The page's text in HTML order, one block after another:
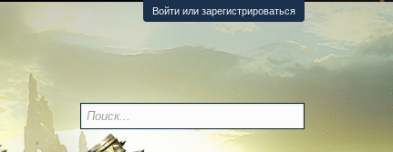
Войти или зарегистрироваться